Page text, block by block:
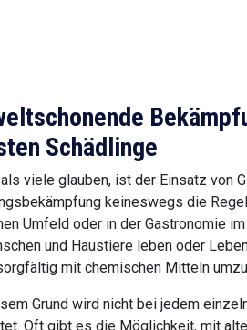
Schädlinge
viele glauben, ist der Einsatz von
keineswegs die
Umfeld oder in der Gastronomie
und Haustiere leben oder
mit chemischen Mitteln
Grund wird nicht bei jedem
Oft gibt es die Möglichkeit, mit